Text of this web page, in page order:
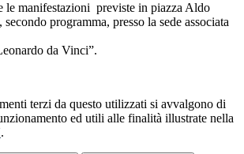
le manifestazioni previste in piazza Aldo
programma, presso la sede associata
da Vinci”.
terzi da questo utilizzati si avvalgono di
ed utili alle finalità illustrate nella
.